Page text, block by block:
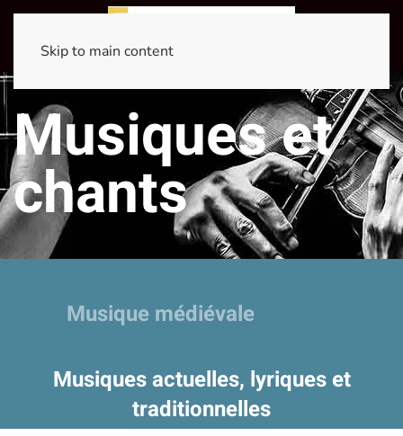
Skip to main content
Musiques et
chants
Musique médiévale
Musiques actuelles, lyriques et
traditionnelles